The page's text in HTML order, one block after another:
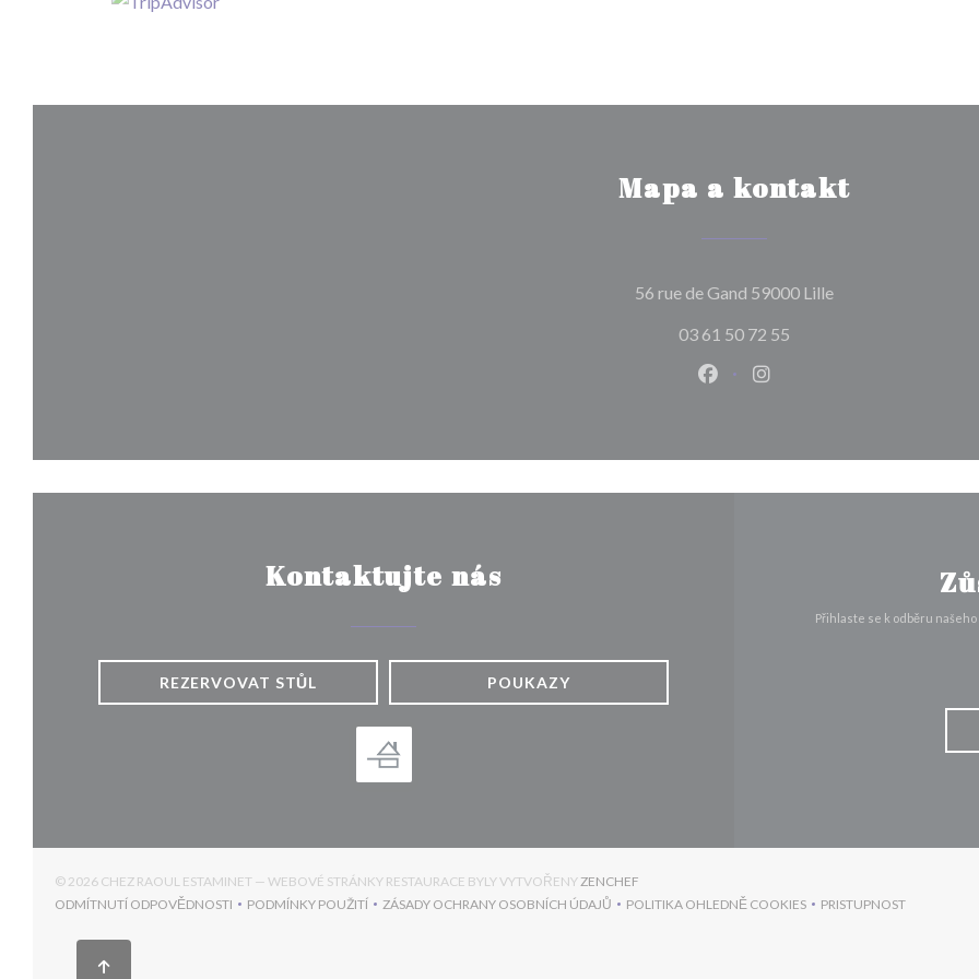
Mapa a kontakt
56 rue de Gand 59000 Lille((otevře se v novém
03 61 50 72 55
Facebook ((otevře se v novém
Instagram ((otevře se v
Kontaktujte nás
REZERVOVAT STŮL POUKAZY
Přihlaste se k odběru
© 2026 CHEZ RAOUL ESTAMINET — WEBOVÉ STRÁNKY RESTAURACE BYLY VYTVOŘENY ZENCHEF
ODMÍTNUTÍ ODPOVĚDNOSTI
((OTEVŘE SE V NOVÉM OKNĚ))
PODMÍNKY POUŽITÍ
((OTEVŘE SE V NOVÉM OKNĚ))
ZÁSADY OCHRANY OSOBNÍCH ÚDAJŮ
((OTEVŘE SE V NOVÉM OKNĚ))
POLITIKA OHLEDNĚ COOKIES
((OTEVŘE SE V NOVÉM OKNĚ))
PRISTUPNOST
((OTEVŘE SE V